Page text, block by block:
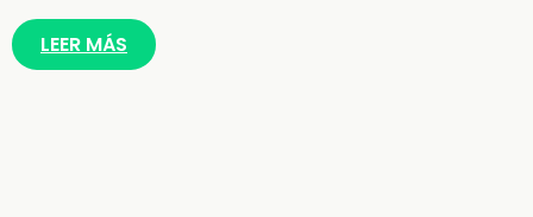
LEER MÁS